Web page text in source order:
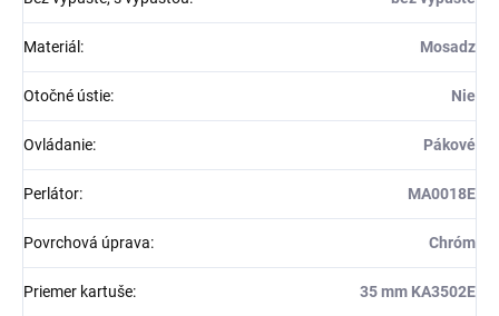
Materiál : Mosadz
Otočné ústie: Nie
Ovládanie: Pákové
Perlátor: MA0018E
Povrchová úprava: Chróm
Priemer kartuše: 35 mm KA3502E